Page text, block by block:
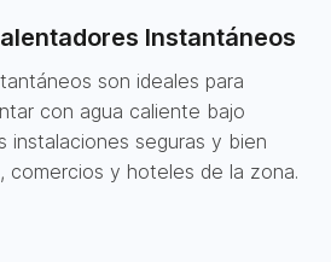
Instantáneos
son ideales para
con agua caliente bajo
instalaciones seguras y bien
comercios y hoteles de la zona.